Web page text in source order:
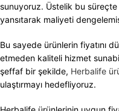
sunuyoruz. Üstelik bu süreçte
yansıtarak maliyeti
Bu sayede ürünlerin fiyatını
etmeden kaliteli hizmet
şeffaf bir şekilde, Herbalife
ulaştırmayı hedefliyoruz.